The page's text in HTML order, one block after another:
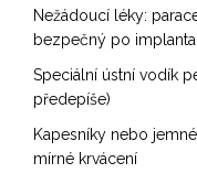
Nežádoucí léky:
bezpečný po
Speciální ústní vodík
předepíše)
Kapesníky nebo
mírné krvácení